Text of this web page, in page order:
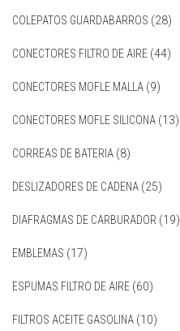
COLEPATOS GUARDABARROS (28)
CONECTORES FILTRO DE AIRE (44)
CONECTORES MOFLE MALLA (9)
CONECTORES MOFLE SILICONA (13)
CORREAS DE BATERIA (8)
DESLIZADORES DE CADENA (25)
DIAFRAGMAS DE CARBURADOR (19)
EMBLEMAS (17)
ESPUMAS FILTRO DE AIRE (60)
FILTROS ACEITE GASOLINA (10)